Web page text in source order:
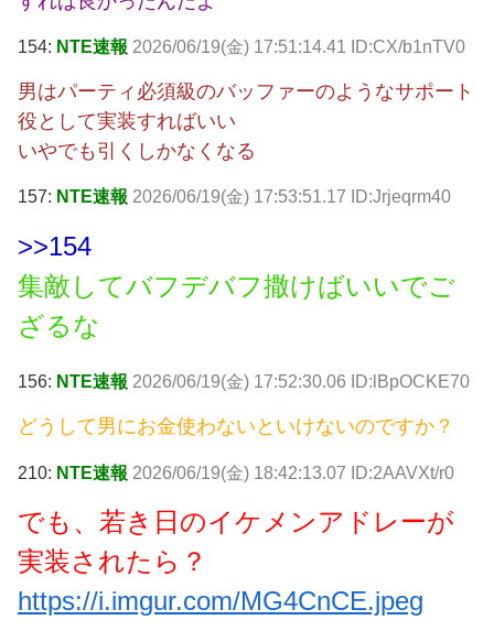
154: NTE速報 2026/06/19(金) 17:51:14.41 ID:CX/b1nTV0
男はパーティ必須級のバッファーのようなサポート
役として実装すればいい
いやでも引くしかなくなる
157: NTE速報 2026/06/19(金) 17:53:51.17 ID:Jrjeqrm40
>>154
集敵してバフデバフ撒けばいいでご
ざるな
156: NTE速報 2026/06/19(金) 17:52:30.06 ID:lBpOCKE70
どうして男にお金使わないといけないのですか？
210: NTE速報 2026/06/19(金) 18:42:13.07 ID:2AAVXt/r0
でも、若き日のイケメンアドレーが
実装されたら？
https://i.imgur.com/MG4CnCE.jpeg